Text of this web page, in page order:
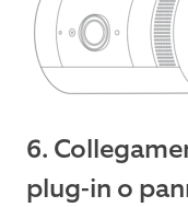
6.
plug-in o